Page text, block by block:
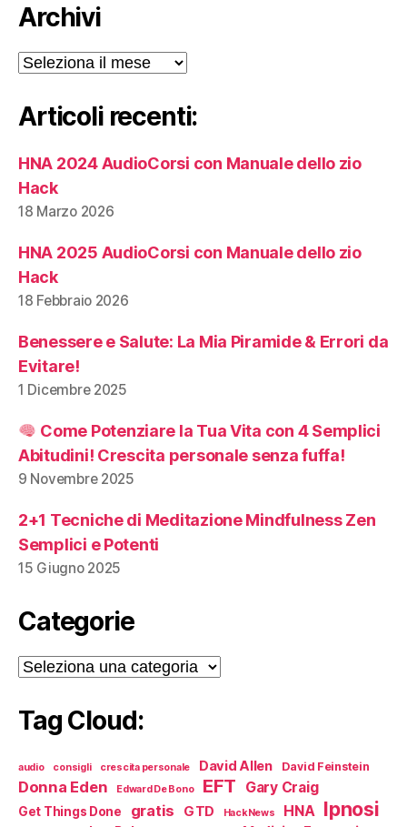
Archivi
Archivi
Articoli recenti:
HNA 2024 AudioCorsi con Manuale dello zio
Hack
18 Marzo 2026
HNA 2025 AudioCorsi con Manuale dello zio
Hack
18 Febbraio 2026
Benessere e Salute: La Mia Piramide & Errori da
Evitare!
1 Dicembre 2025
Come Potenziare la Tua Vita con 4 Semplici
Abitudini! Crescita personale senza fuffa!
9 Novembre 2025
2+1 Tecniche di Meditazione Mindfulness Zen
Semplici e Potenti
15 Giugno 2025
Categorie
Categorie
Tag Cloud:
audio consigli crescita personale David Allen David Feinstein
Donna Eden Edward De Bono EFT Gary Craig
Get Things Done gratis GTD HackNews HNA Ipnosi